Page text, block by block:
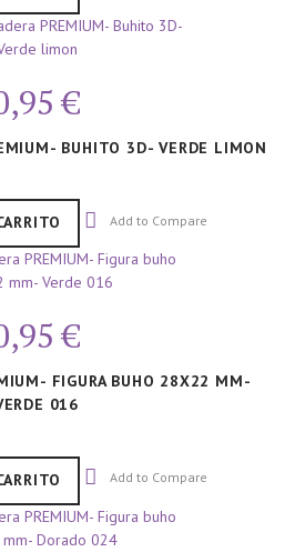
€
BUHITO 3D- VERDE LIMON
Add to Compare
€
FIGURA BUHO 28X22 MM-
016
Add to Compare